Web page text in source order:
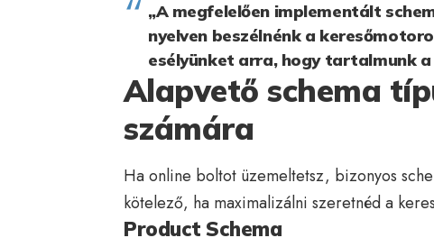
„A megfelelően implementált
nyelven beszélnénk a
esélyünket arra, hogy tartalmunk a
Alapvető schema
számára
Ha online boltot üzemeltetsz, bizonyos
kötelező, ha maximalizálni szeretnéd a
Product Schema